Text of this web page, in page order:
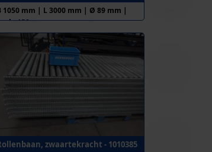
1050 mm | L 3000 mm | Ø 89 mm |
150 mm
zwaartekracht - 1010385